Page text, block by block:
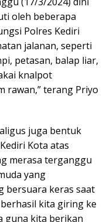
oleh beberapa
Polres Kediri
jalanan, seperti
petasan, balap liar,
knalpot
rawan,” terang Priyo
juga bentuk
Kota atas
merasa terganggu
yang
bersuara keras saat
kita giring ke
guna kita berikan